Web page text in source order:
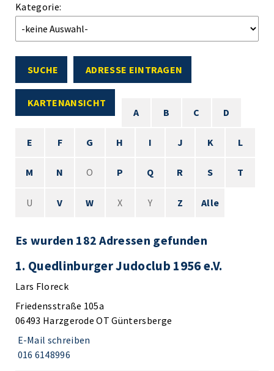
Kategorie:
SUCHE ADRESSE EINTRAGEN
KARTENANSICHT
A
B C D
E F G H I J K L
M N O P Q R S T
U V W X Y Z Alle
Es wurden 182 Adressen gefunden
1. Quedlinburger Judoclub 1956 e.V.
Lars Floreck
Friedensstraße 105a
06493 Harzgerode OT Güntersberge
E-Mail schreiben
016 6148996